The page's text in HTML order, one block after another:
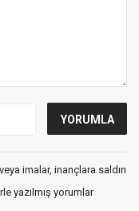
imalar, inançlara saldırı
yazılmış yorumlar